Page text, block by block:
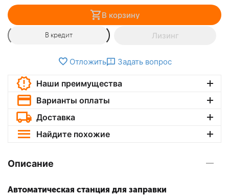
В корзину
В кредит Лизинг
Отложить Задать вопрос
Наши преимущества
Варианты оплаты
Доставка
Найдите похожие
Описание
Автоматическая станция для заправки